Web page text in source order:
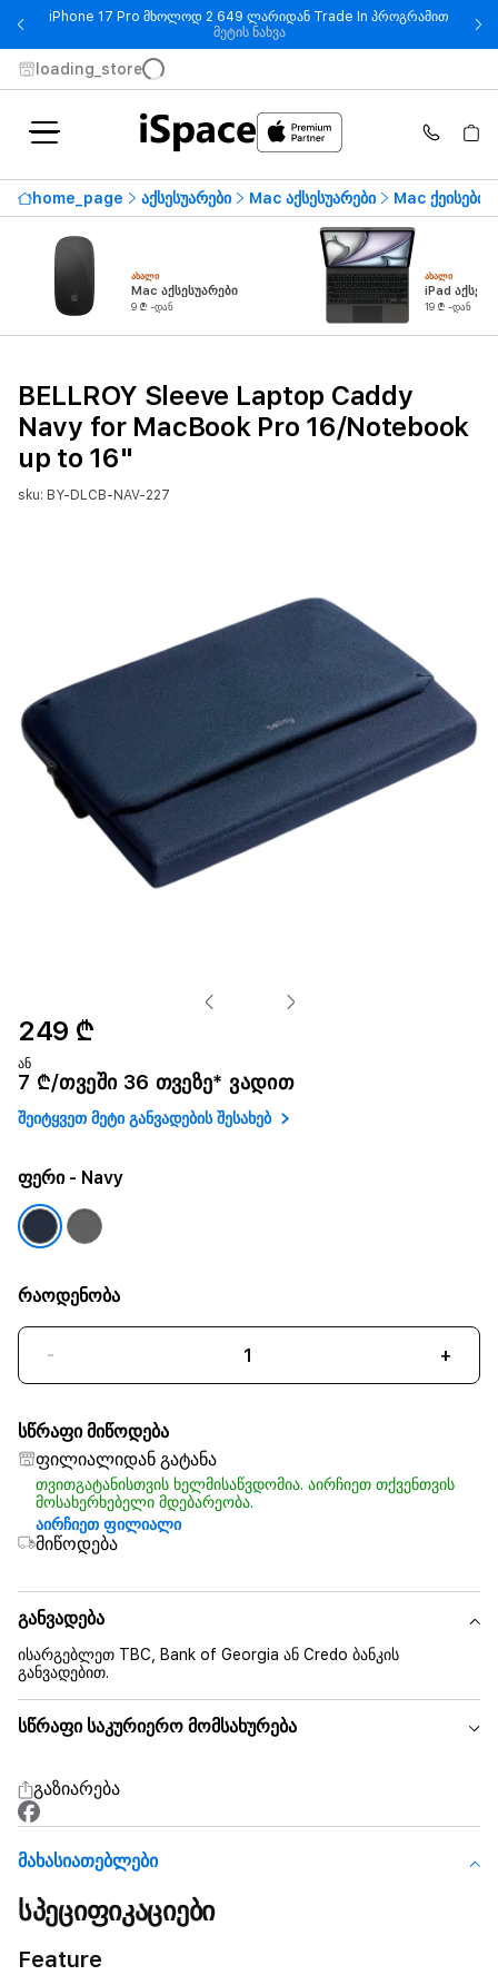
iPhone 17 Pro მხოლოდ 2 649 ლარიდან Trade In პროგრამით
მეტის ნახვა- iPhone 17 Pro მხოლოდ 2 649
loading_store
home_page აქსესუარები Mac აქსესუარები Mac ქეისები
ᲐᲮᲐᲚᲘ
Mac აქსესუარები
9 ₾ -დან
ᲐᲮᲐᲚᲘ
iPad
19 ₾ -დან
BELLROY Sleeve Laptop Caddy
Navy for MacBook Pro 16/Notebook
up to 16"
sku: BY-DLCB-NAV-227
249 ₾
ან
7 ₾/თვეში 36 თვეზე* ვადით
შეიტყვეთ მეტი განვადების შესახებ
ფერი- Navy
რაოდენობა
- +
სწრაფი მიწოდება
ფილიალიდან გატანა
თვითგატანისთვის ხელმისაწვდომია. აირჩიეთ თქვენთვის
მოსახერხებელი მდებარეობა.
აირჩიეთ ფილიალი
მიწოდება
განვადება
ისარგებლეთ TBC, Bank of Georgia ან Credo ბანკის
განვადებით.
სწრაფი საკურიერო მომსახურება
გაზიარება
Მახასიათებლები
სპეციფიკაციები
Feature